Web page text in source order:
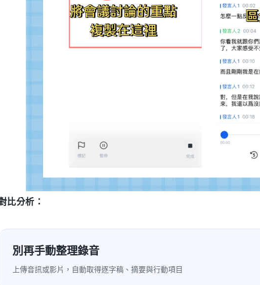
比分析：
別再手動整理錄音
上傳音訊或影片，自動取得逐字稿、摘要與行動項目